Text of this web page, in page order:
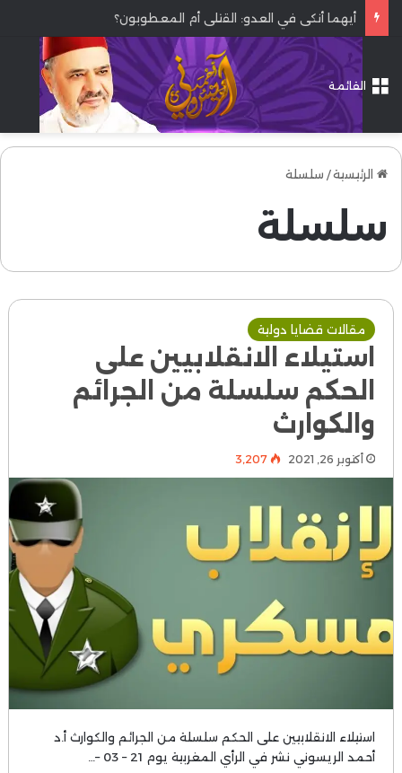
أيهما أنكى في العدو: القتلى أم المعطوبون؟
القائمة
الرئيسية/ سلسلة
سلسلة
مقالات قضايا دولية
استيلاء الانقلابيين على
الحكم سلسلة من الجرائم
والكوارث
أكتوبر 26, 2021 3٬207
استيلاء الانقلابيين على الحكم سلسلة من الجرائم والكوارث أ.د
أحمد الريسوني نشر في الرأي المغربية يوم 21 – 03 –…